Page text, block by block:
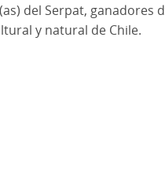
del Serpat,
y natural de Chile.